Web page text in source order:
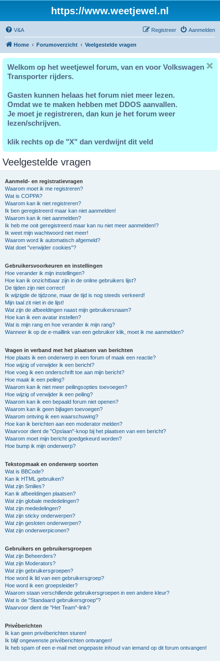
https://www.weetjewel.nl
V&A Aanmelden
Registreer
Home Forumoverzicht Veelgestelde vragen
Welkom op het weetjewel forum, van en voor Volkswagen
Transporter rijders.
Gasten kunnen helaas het forum niet meer lezen.
Omdat we te maken hebben met DDOS aanvallen.
Je moet je registreren, dan kun je het forum weer
lezen/schrijven.
klik rechts op de "X" dan verdwijnt dit veld
Veelgestelde vragen
Aanmeld- en registratievragen
Waarom moet ik me registreren?
Wat is COPPA?
Waarom kan ik niet registreren?
Ik ben geregistreerd maar kan niet aanmelden!
Waarom kan ik niet aanmelden?
Ik heb me ooit geregistreerd maar kan nu niet meer aanmelden!?
Ik weet mijn wachtwoord niet meer!
Waarom word ik automatisch afgemeld?
Wat doet "verwijder cookies"?
Gebruikersvoorkeuren en instellingen
Hoe verander ik mijn instellingen?
Hoe kan ik onzichtbaar zijn in de online gebruikers lijst?
De tijden zijn niet correct!
Ik wijzigde de tijdzone, maar de tijd is nog steeds verkeerd!
Mijn taal zit niet in de lijst!
Wat zijn de afbeeldingen naast mijn gebruikersnaam?
Hoe kan ik een avatar instellen?
Wat is mijn rang en hoe verander ik mijn rang?
Wanneer ik op de e-maillink van een gebruiker klik, moet ik me aanmelden?
Vragen in verband met het plaatsen van berichten
Hoe plaats ik een onderwerp in een forum of maak een reactie?
Hoe wijzig of verwijder ik een bericht?
Hoe voeg ik een onderschrift toe aan mijn bericht?
Hoe maak ik een peiling?
Waarom kan ik niet meer peilingsopties toevoegen?
Hoe wijzig of verwijder ik een peiling?
Waarom kan ik een bepaald forum niet openen?
Waarom kan ik geen bijlagen toevoegen?
Waarom ontving ik een waarschuwing?
Hoe kan ik berichten aan een moderator melden?
Waarvoor dient de "Opslaan"-knop bij het plaatsen van een bericht?
Waarom moet mijn bericht goedgekeurd worden?
Hoe bump ik mijn onderwerp?
Tekstopmaak en onderwerp soorten
Wat is BBCode?
Kan ik HTML gebruiken?
Wat zijn Smilies?
Kan ik afbeeldingen plaatsen?
Wat zijn globale mededelingen?
Wat zijn mededelingen?
Wat zijn sticky onderwerpen?
Wat zijn gesloten onderwerpen?
Wat zijn onderwerpiconen?
Gebruikers en gebruikersgroepen
Wat zijn Beheerders?
Wat zijn Moderators?
Wat zijn gebruikersgroepen?
Hoe word ik lid van een gebruikersgroep?
Hoe word ik een groepsleider?
Waarom staan verschillende gebruikersgroepen in een andere kleur?
Wat is de "Standaard gebruikersgroep"?
Waarvoor dient de "Het Team"-link?
Privéberichten
Ik kan geen privéberichten sturen!
Ik blijf ongewenste privéberichten ontvangen!
Ik heb spam of een e-mail met ongepaste inhoud van iemand op dit forum ontvangen!